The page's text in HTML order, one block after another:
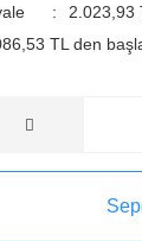
2.023,93
TL den